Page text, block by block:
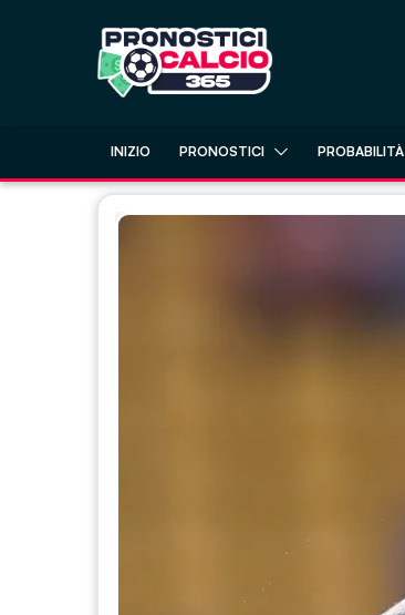
INIZIO PRONOSTICI PROBABILITÀ